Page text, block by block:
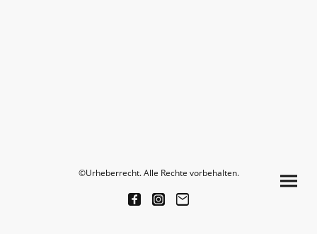
©Urheberrecht. Alle Rechte vorbehalten.